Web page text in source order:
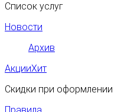
Список услуг
Новости
Архив
АкцииХит
Скидки при оформлении